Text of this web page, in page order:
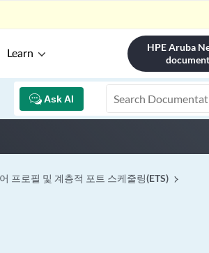
Learn
HPE Aruba
Ask AI
프로필 및 계층적 포트 스케줄링(ETS)